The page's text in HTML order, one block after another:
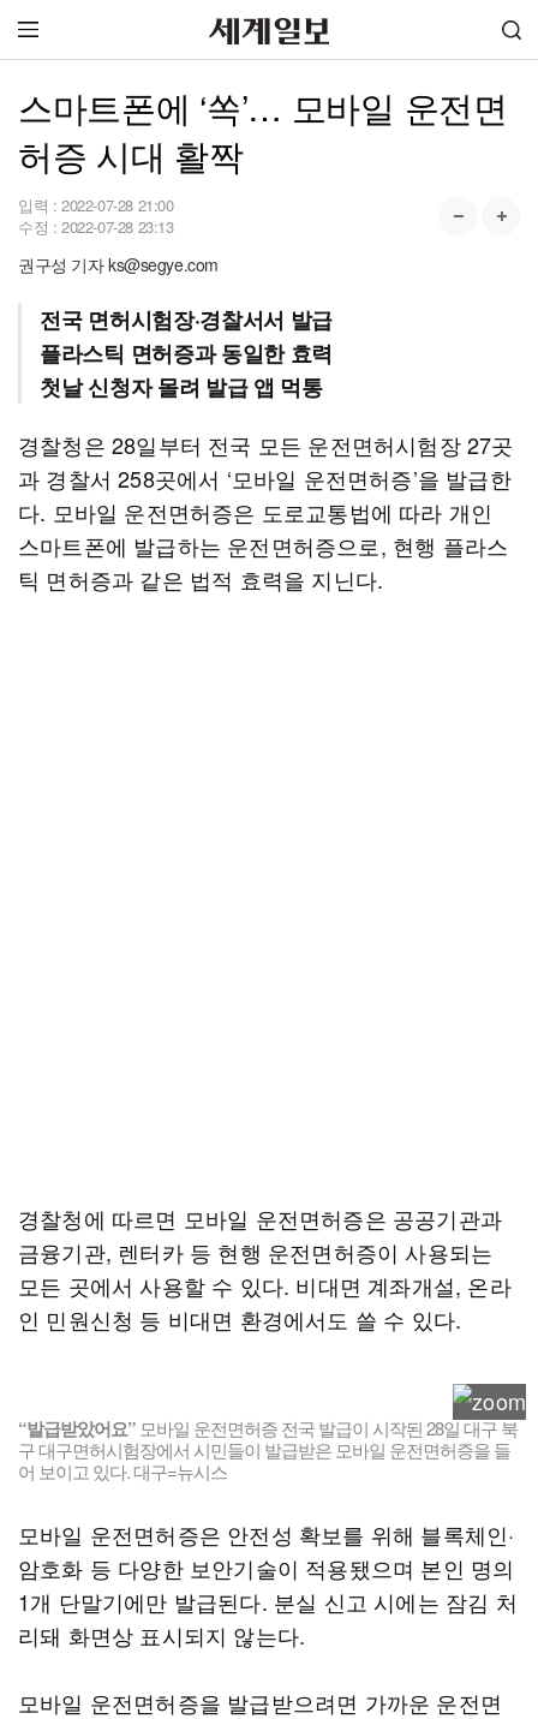
스마트폰에 ‘쏙’… 모바일 운전면
허증 시대 활짝
입력 : 2022-07-28 21:00
수정 : 2022-07-28 23:13
권구성 기자 ks@segye.com
전국 면허시험장·경찰서서 발급
플라스틱 면허증과 동일한 효력
첫날 신청자 몰려 발급 앱 먹통
경찰청은 28일부터 전국 모든 운전면허시험장 27곳
과 경찰서 258곳에서 ‘모바일 운전면허증’을 발급한
다. 모바일 운전면허증은 도로교통법에 따라 개인
스마트폰에 발급하는 운전면허증으로, 현행 플라스
틱 면허증과 같은 법적 효력을 지닌다.
경찰청에 따르면 모바일 운전면허증은 공공기관과
금융기관, 렌터카 등 현행 운전면허증이 사용되는
모든 곳에서 사용할 수 있다. 비대면 계좌개설, 온라
인 민원신청 등 비대면 환경에서도 쓸 수 있다.
“발급받았어요” 모바일 운전면허증 전국 발급이 시작된 28일 대구 북
구 대구면허시험장에서 시민들이 발급받은 모바일 운전면허증을 들
어 보이고 있다. 대구=뉴시스
모바일 운전면허증은 안전성 확보를 위해 블록체인·
암호화 등 다양한 보안기술이 적용됐으며 본인 명의
1개 단말기에만 발급된다. 분실 신고 시에는 잠김 처
리돼 화면상 표시되지 않는다.
모바일 운전면허증을 발급받으려면 가까운 운전면